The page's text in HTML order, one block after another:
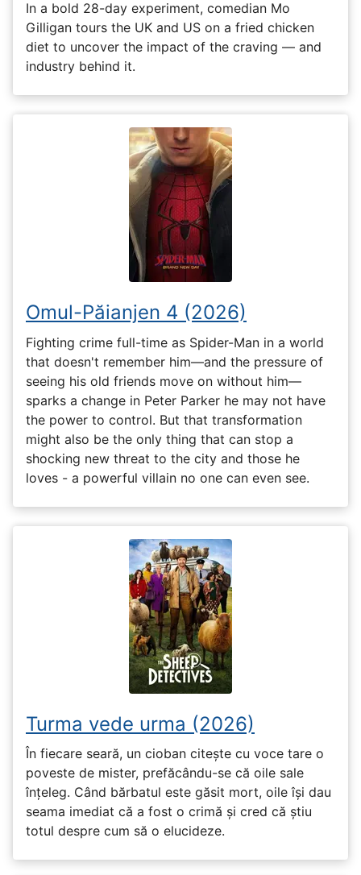
In a bold 28-day experiment, comedian Mo
Gilligan tours the UK and US on a fried chicken
diet to uncover the impact of the craving — and
industry behind it.
Omul-Păianjen 4 (2026)
Fighting crime full-time as Spider-Man in a world
that doesn't remember him—and the pressure of
seeing his old friends move on without him—
sparks a change in Peter Parker he may not have
the power to control. But that transformation
might also be the only thing that can stop a
shocking new threat to the city and those he
loves - a powerful villain no one can even see.
Turma vede urma (2026)
În fiecare seară, un cioban citește cu voce tare o
poveste de mister, prefăcându-se că oile sale
înțeleg. Când bărbatul este găsit mort, oile își dau
seama imediat că a fost o crimă și cred că știu
totul despre cum să o elucideze.